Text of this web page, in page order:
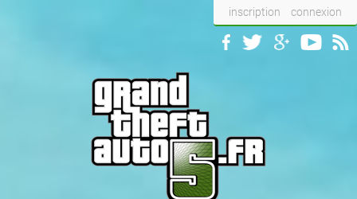
inscription connexion